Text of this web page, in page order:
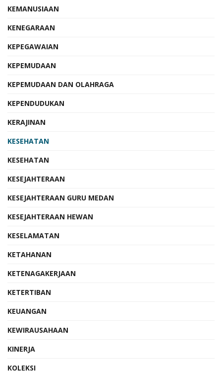
KEMANUSIAAN
KENEGARAAN
KEPEGAWAIAN
KEPEMUDAAN
KEPEMUDAAN DAN OLAHRAGA
KEPENDUDUKAN
KERAJINAN
KESEHATAN
KESEHATAN
KESEJAHTERAAN
KESEJAHTERAAN GURU MEDAN
KESEJAHTERAAN HEWAN
KESELAMATAN
KETAHANAN
KETENAGAKERJAAN
KETERTIBAN
KEUANGAN
KEWIRAUSAHAAN
KINERJA
KOLEKSI